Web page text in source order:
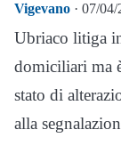
Vigevano · 07/
Ubriaco litiga
domiciliari ma
stato di
alla